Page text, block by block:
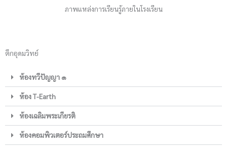
ภาพแหล่งการเรียนรู้ภายในโรงเรียน
ตึกอุดมวิทย์
ห้องทวีปัญญา ๑
ห้อง T-Earth
ห้องเฉลิมพระเกียรติ
ห้องคอมพิวเตอร์ประถมศึกษา